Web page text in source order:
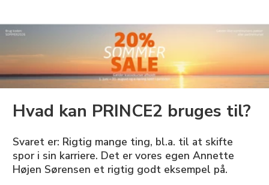
Hvad kan PRINCE2 bruges til?
Svaret er: Rigtig mange ting, bl.a. til at skifte
spor i sin karriere. Det er vores egen Annette
Højen Sørensen et rigtig godt eksempel på.